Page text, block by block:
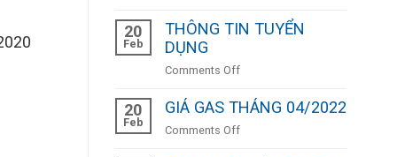
báo
Âm
lịch
Ất
20
Feb
THÔNG TIN TUYỂN
DỤNG
Comments Offon
TIN
TUYỂN
20
Feb
GIÁ GAS THÁNG 04/2022
Comments Offon